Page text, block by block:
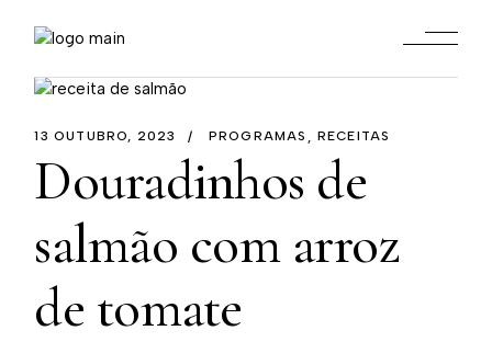
13 OUTUBRO, 2023 PROGRAMAS RECEITAS
Douradinhos de
salmão com arroz
de tomate